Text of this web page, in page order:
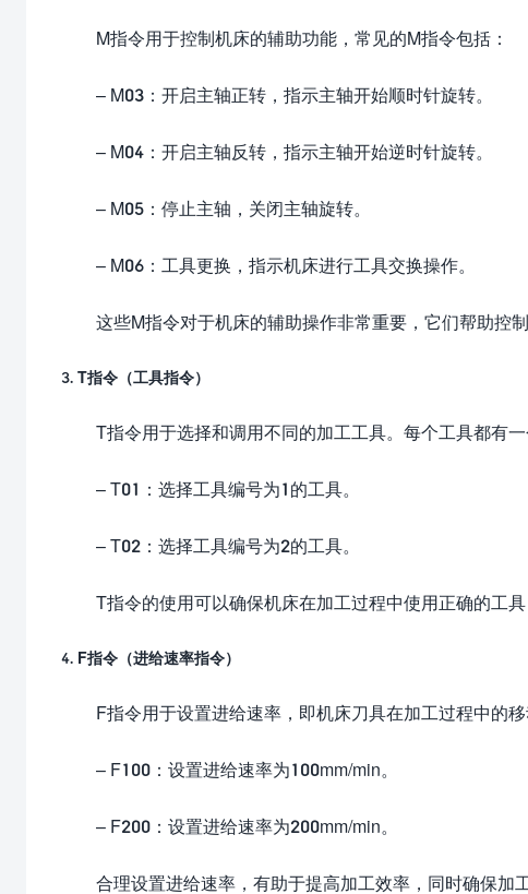
M指令用于控制机床的辅助功能，常见的M指令包括：
– M03：开启主轴正转，指示主轴开始顺时针旋转。
– M04：开启主轴反转，指示主轴开始逆时针旋转。
– M05：停止主轴，关闭主轴旋转。
– M06：工具更换，指示机床进行工具交换操作。
这些M指令对于机床的辅助操作非常重要，它们帮助控
3. T指令（工具指令）
T指令用于选择和调用不同的加工工具。每个工具都有
– T01：选择工具编号为1的工具。
– T02：选择工具编号为2的工具。
T指令的使用可以确保机床在加工过程中使用正确的工具
4. F指令（进给速率指令）
F指令用于设置进给速率，即机床刀具在加工过程中的
– F100：设置进给速率为100mm/min。
– F200：设置进给速率为200mm/min。
合理设置进给速率，有助于提高加工效率，同时确保加工